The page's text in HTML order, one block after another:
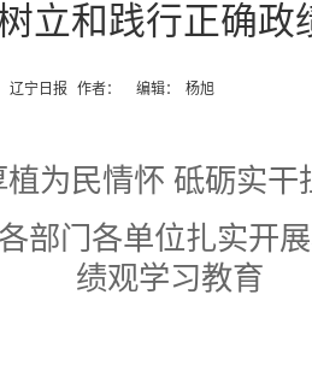
立和践行正确政
辽宁日报 作者： 编辑： 杨旭
植为民情怀 砥砺实干
门各单位扎实开
绩观学习教育